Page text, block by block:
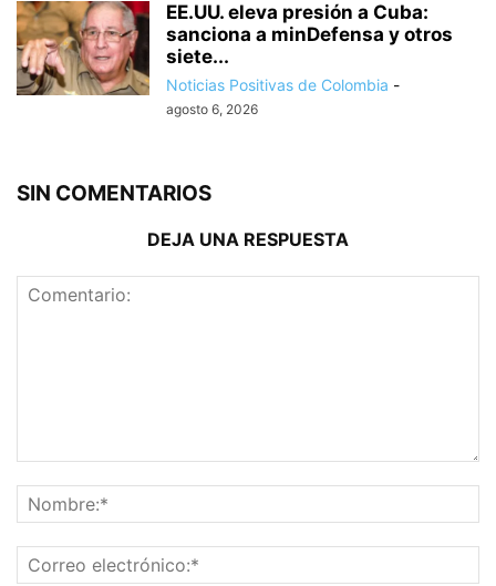
EE.UU. eleva presión a Cuba:
sanciona a minDefensa y otros
siete...
Noticias Positivas de Colombia -
agosto 6, 2026
SIN COMENTARIOS
DEJA UNA RESPUESTA